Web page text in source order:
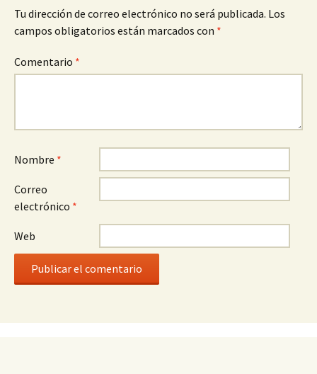
Tu dirección de correo electrónico no será publicada. Los
campos obligatorios están marcados con *
Comentario *
Nombre *
Correo
electrónico *
Web